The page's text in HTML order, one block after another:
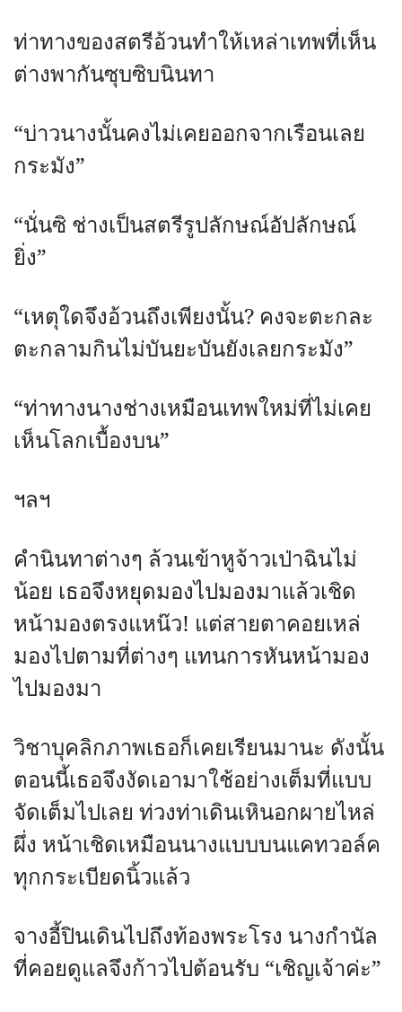
ท่าทางของสตรีอ้วนทำให้เหล่าเทพที่เห็น
ต่างพากันซุบซิบนินทา
“บ่าวนางนั้นคงไม่เคยออกจากเรือนเลย
กระมัง”
“นั่นซิ ช่างเป็นสตรีรูปลักษณ์อัปลักษณ์
ยิ่ง”
“เหตุใดจึงอ้วนถึงเพียงนั้น? คงจะตะกละ
ตะกลามกินไม่บันยะบันยังเลยกระมัง”
“ท่าทางนางช่างเหมือนเทพใหม่ที่ไม่เคย
เห็นโลกเบื้องบน”
ฯลฯ
คำนินทาต่างๆ ล้วนเข้าหูจ้าวเป่าฉินไม่
น้อย เธอจึงหยุดมองไปมองมาแล้วเชิด
หน้ามองตรงแหน๊ว! แต่สายตาคอยเหล่
มองไปตามที่ต่างๆ แทนการหันหน้ามอง
ไปมองมา
วิชาบุคลิกภาพเธอก็เคยเรียนมานะ ดังนั้น
ตอนนี้เธอจึงงัดเอามาใช้อย่างเต็มที่แบบ
จัดเต็มไปเลย ท่วงท่าเดินเหินอกผายไหล่
ผึ่ง หน้าเชิดเหมือนนางแบบบนแคทวอล์ค
ทุกกระเบียดนิ้วแล้ว
จางอี้ปินเดินไปถึงท้องพระโรง นางกำนัล
ที่คอยดูแลจึงก้าวไปต้อนรับ “เชิญเจ้าค่ะ”